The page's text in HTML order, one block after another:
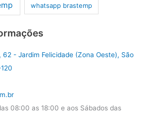
whatsapp brastemp
62 - Jardim Felicidade (Zona Oeste), São
08:00 as 18:00 e aos Sábados das